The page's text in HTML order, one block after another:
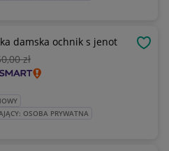
damska ochnik s jenot
,00 zł
OSOBA PRYWATNA